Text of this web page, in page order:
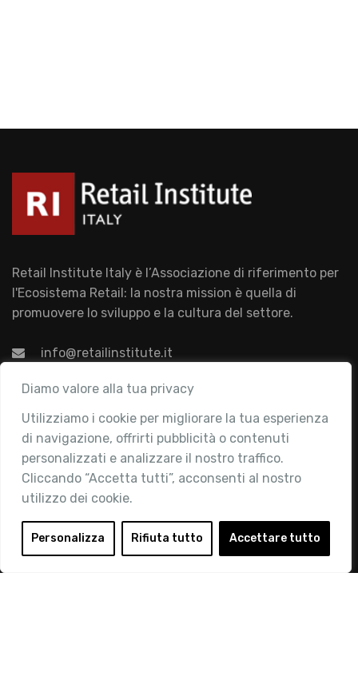
Diamo valore alla tua privacy
Utilizziamo i cookie per migliorare la tua esperienza
di navigazione, offrirti pubblicità o contenuti
personalizzati e analizzare il nostro traffico.
Cliccando “Accetta tutti”, acconsenti al nostro
utilizzo dei cookie.
Personalizza Rifiuta tutto Accettare tutto
Retail Institute Italy è l’Associazione di riferimento per
l'Ecosistema Retail: la nostra mission è quella di
promuovere lo sviluppo e la cultura del settore.
info@retailinstitute.it
Associazione
Chi siamo
Attività
Contatti
Area Riservata
Login
Diventa Socio